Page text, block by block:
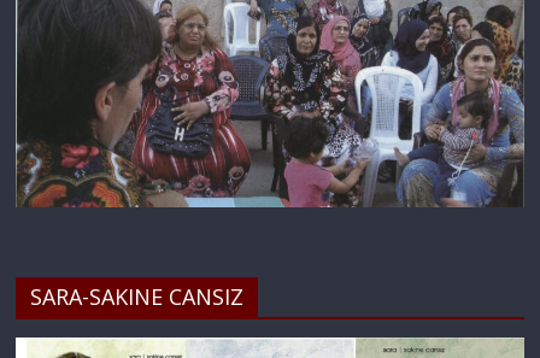
SARA-SAKINE CANSIZ